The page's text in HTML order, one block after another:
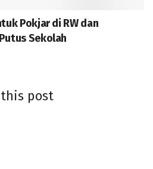
Pokjar di RW dan
Sekolah
post